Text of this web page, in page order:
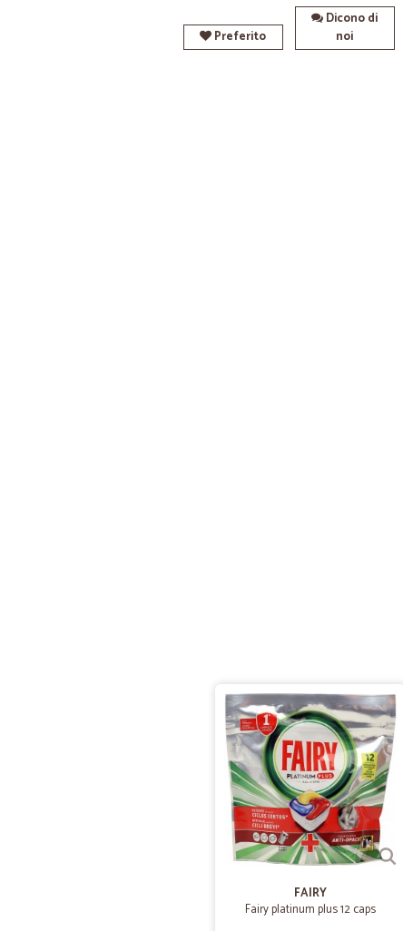
Preferito
Dicono di
noi
FAIRY
Fairy platinum plus 12 caps